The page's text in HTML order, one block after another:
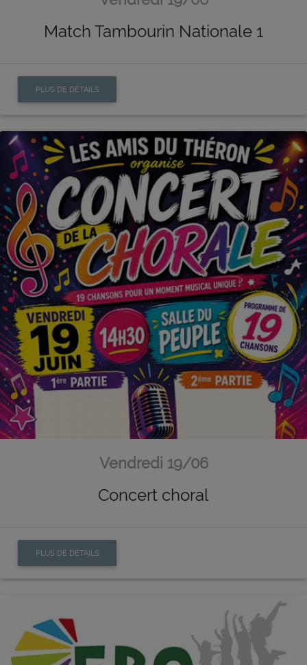
Match Tambourin Nationale 1
PLUS DE DÉTAILS
Vendredi 19/06
Concert choral
PLUS DE DÉTAILS